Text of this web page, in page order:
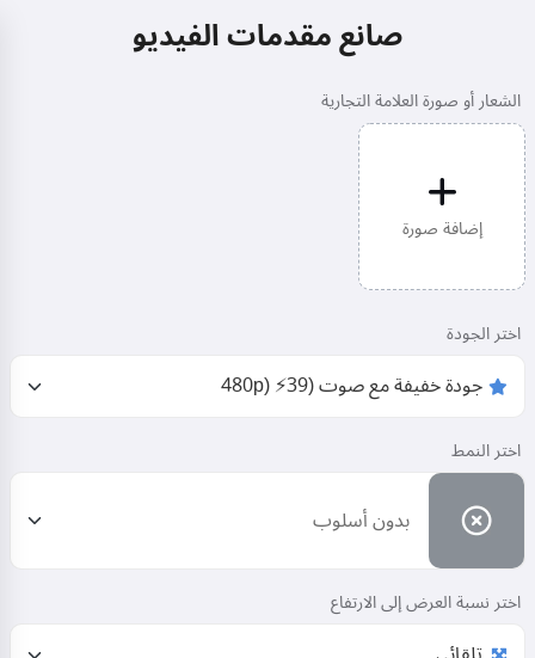
صانع مقدمات الفيديو
الشعار أو صورة العلامة التجارية
إضافة صورة
اختر الجودة
اختر النمط
بدون أسلوب
اختر نسبة العرض إلى الارتفاع